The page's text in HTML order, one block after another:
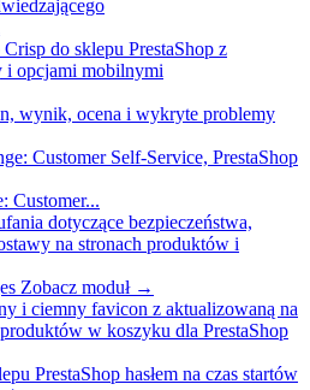
Customer...
Zobacz moduł →